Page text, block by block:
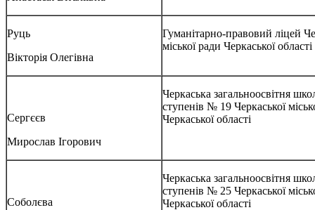
Руць
Вікторія Олегівна
Гуманітарно-правовий ліцей
міської ради Черкаської області
Сергєєв
Мирослав Ігорович
Черкаська загальноосвітня
ступенів № 19 Черкаської
Черкаської області
Соболєва
Черкаська загальноосвітня
ступенів № 25 Черкаської
Черкаської області